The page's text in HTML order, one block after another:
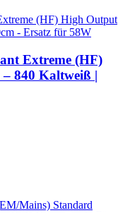
Extreme (HF)
840 Kaltweiß |